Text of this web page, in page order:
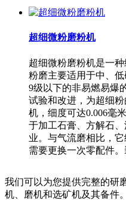
超细微粉磨粉机
超细微粉磨粉机是一
粉磨主要适用于中、
9级以下的非易燃易爆
试验和改进，为超细
机，细度可达0.006毫
于加工石膏、方解石
业。与气流磨相比，
需要更换一次零配件
我们可以为您提供完整的研
机、磨机和选矿机及其备件。